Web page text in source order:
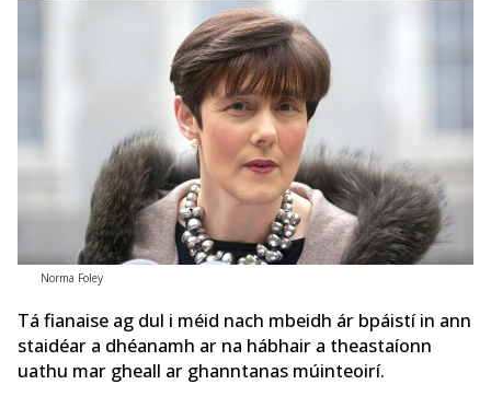
Norma Foley
Tá fianaise ag dul i méid nach mbeidh ár bpáistí in ann
staidéar a dhéanamh ar na hábhair a theastaíonn
uathu mar gheall ar ghanntanas múinteoirí.